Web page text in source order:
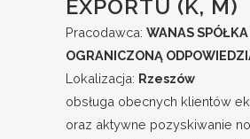
EXPORTU (K, M)
Pracodawca: WANAS SPÓŁKA
OGRANICZONĄ
Lokalizacja: Rzeszów
obsługa obecnych klientów
oraz aktywne pozyskiwanie